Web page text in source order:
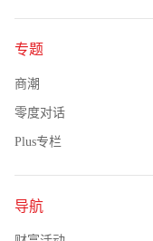
专题
商潮
零度对话
Plus专栏
导航